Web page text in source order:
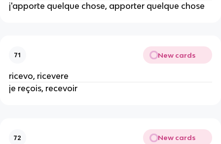
j'apporte quelque chose, apporter quelque chose
71 New cards
ricevo, ricevere
je reçois, recevoir
72 New cards